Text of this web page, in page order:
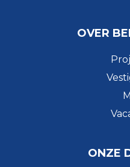
OVER
ONZE